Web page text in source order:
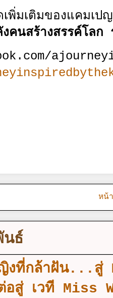
เพิ่มเติมของแคมเ
งคนสร้างสรรค์โล
หน้
นธ์
ญิงที่กล้าฝัน...
อสู่ เวที